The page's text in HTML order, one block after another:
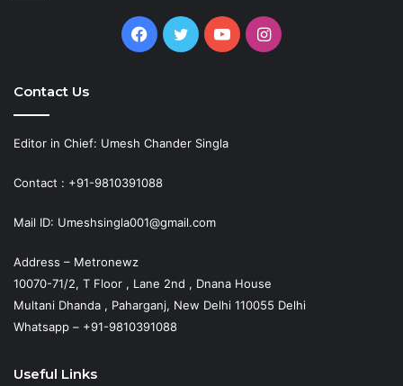
Facebook
TwitterYouTubeInstagram
Contact Us
Editor in Chief: Umesh Chander Singla
Contact : +91-9810391088
Mail ID: Umeshsingla001@gmail.com
Address – Metronewz
10070-71/2, T Floor , Lane 2nd , Dnana House
Multani Dhanda , Paharganj, New Delhi 110055 Delhi
Whatsapp – +91-9810391088
Useful Links